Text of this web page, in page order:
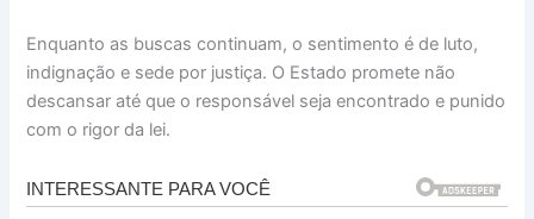
Enquanto as buscas continuam, o sentimento é de luto,
indignação e sede por justiça. O Estado promete não
descansar até que o responsável seja encontrado e punido
com o rigor da lei.